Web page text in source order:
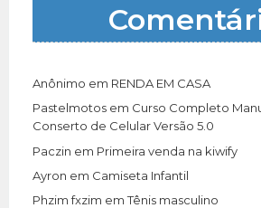
Anônimo em RENDA EM CASA
Pastelmotos em Curso Completo
Conserto de Celular Versão 5.0
Paczin em Primeira venda na kiwify
Ayron em Camiseta Infantil
Phzim fxzim emTênis masculino